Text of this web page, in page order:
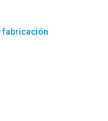
fabricación